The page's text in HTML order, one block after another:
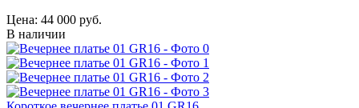
Цена: 44 000 руб.
В наличии